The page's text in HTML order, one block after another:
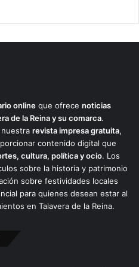
online que ofrece noticias
de la Reina y su comarca.
revista impresa gratuita,
contenido digital que
cultura, política y ocio. Los
sobre la historia y patrimonio
sobre festividades locales
para quienes desean estar al
en Talavera de la Reina.